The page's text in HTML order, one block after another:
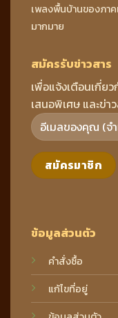
เพลงพื้นบ้านของภา
มากมาย
ข้อมูลส่วนตัว
คำสั่งซื้อ
แก้ไขที่อยู่
สมัครรับข่าวสาร
เพื่อแจ้งเตือนเกี่
เสนอพิเศษ และข่า